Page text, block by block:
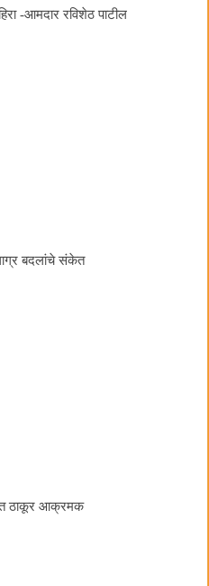
-आमदार रविशेठ पाटील
बदलांचे संकेत
ठाकूर आक्रमक